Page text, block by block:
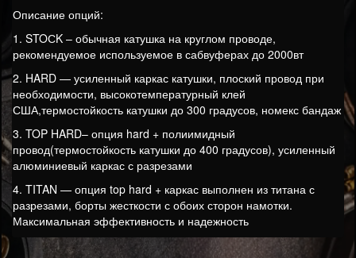
Описание опций:
1. STOСK – обычная катушка на круглом проводе,
рекомендуемое используемое в сабвуферах до 2000вт
2. HARD — усиленный каркас катушки, плоский провод при
необходимости, высокотемпературный клей
США,термостойкость катушки до 300 градусов, номекс бандаж
3. TOP HARD– опция hard + полиимидный
провод(термостойкость катушки до 400 градусов), усиленный
алюминиевый каркас с разрезами
4. TITAN — опция top hard + каркас выполнен из титана с
разрезами, борты жесткости с обоих сторон намотки.
Максимальная эффективность и надежность